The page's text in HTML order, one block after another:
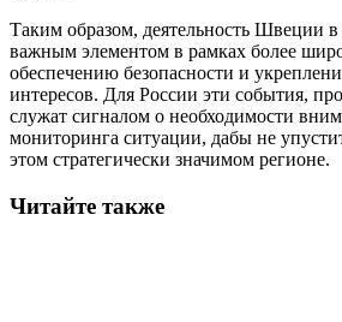
Таким образом, деятельность Швеции
важным элементом в рамках более
обеспечению безопасности и
интересов. Для России эти события,
служат сигналом о необходимости
мониторинга ситуации, дабы не
этом стратегически значимом регионе.
Читайте также